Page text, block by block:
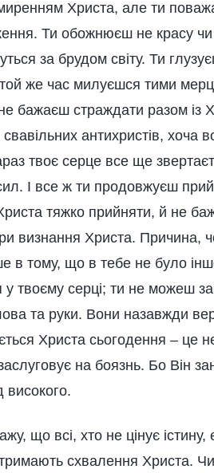
Христа, але ти
Ти обожнюєш не красу чи
за брудом світу. Ти
той же час милуєшся тими
бажаєш страждати разом
свавільних антихристів,
твоє серце все ще
сил. І все ж ти продовжуєш
тяжко прийняти, й не
визнання Христа. Причина,
в тому, що в тебе не було
у твоєму серці; ти не можеш
та руки. Вони назавжди
Христа сьогодення – це
заслуговує на боязнь. Бо Він
високого.
що всі, хто не цінує
схвалення Христа. Чи